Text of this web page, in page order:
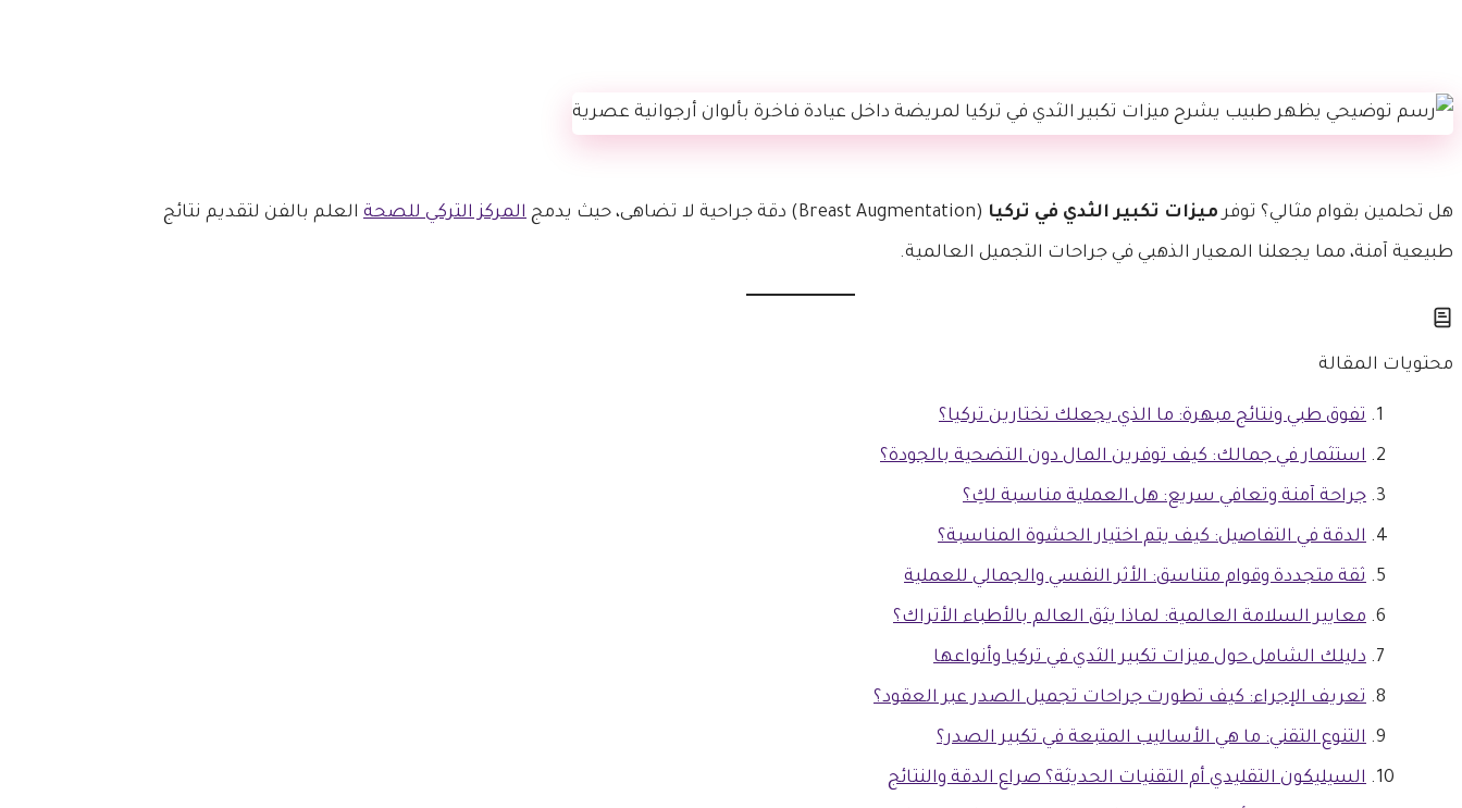
هل تحلمين بقوام مثالي؟ توفرميزات تكبير الثدي في تركيا (Breast Augmentation) دقة جراحية لا تضاهى، حيث يدمج المركز التركي للصحة العلم بالفن لتقديم نتائج
طبيعية آمنة، مما يجعلنا المعيار الذهبي في جراحات التجميل العالمية.
محتويات المقالة
تفوق طبي ونتائج مبهرة: ما الذي يجعلك تختارين تركيا؟
استثمار في جمالك: كيف توفرين المال دون التضحية بالجودة؟
جراحة آمنة وتعافي سريع: هل العملية مناسبة لكِ؟
الدقة في التفاصيل: كيف يتم اختيار الحشوة المناسبة؟
ثقة متجددة وقوام متناسق: الأثر النفسي والجمالي للعملية
معايير السلامة العالمية: لماذا يثق العالم بالأطباء الأتراك؟
دليلك الشامل حول ميزات تكبير الثدي في تركيا وأنواعها
تعريف الإجراء: كيف تطورت جراحات تجميل الصدر عبر العقود؟
التنوع التقني: ما هي الأساليب المتبعة في تكبير الصدر؟
السيليكون التقليدي أم التقنيات الحديثة؟ صراع الدقة والنتائج